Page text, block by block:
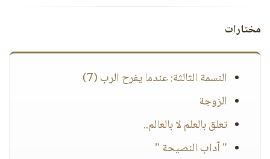
مختارات
النسمة الثالثة: عندما يفرح الرب (7)
الزوجة
تعلق بالعلم لا بالعالم..
" آداب النصيحة "